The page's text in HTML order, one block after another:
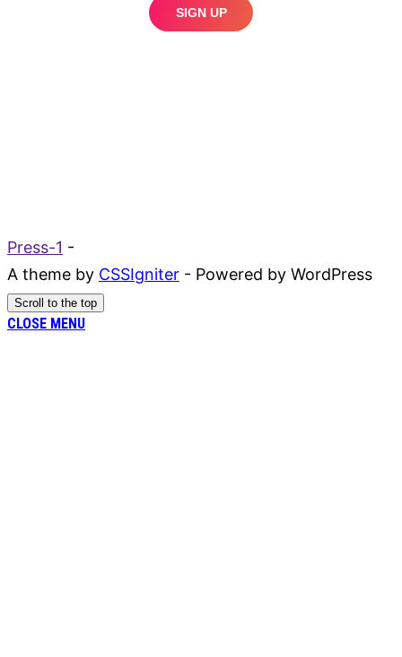
Press-1 -
A theme by CSSIgniter - Powered by WordPress
Scroll to the top
CLOSE MENU